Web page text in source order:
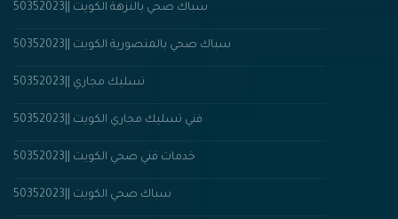
سباك صحي بالنزهة الكويت ||50352023
سباك صحي بالمنصورية الكويت ||50352023
تسليك مجاري ||50352023
فني تسليك مجاري الكويت ||50352023
خدمات فني صحي الكويت ||50352023
سباك صحي الكويت ||50352023